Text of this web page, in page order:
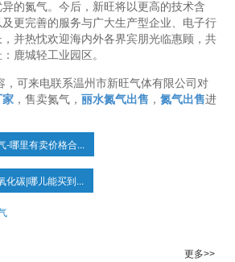
的氮气。今后，新旺将以更高的技术含
更完善的服务与广大生产型企业、电子行
并热忱欢迎海内外各界宾朋光临惠顾，共
鹿城轻工业园区。
，可来电联系温州市新旺气体有限公司对
家 ，售卖氮气， 丽水氮气出售 ，氮气出售进
-哪里有卖价格合...
化碳|哪儿能买到...
更多>>